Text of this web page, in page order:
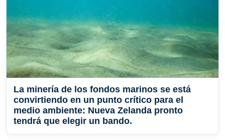
La minería de los fondos marinos se está
convirtiendo en un punto crítico para el
medio ambiente: Nueva Zelanda pronto
tendrá que elegir un bando.